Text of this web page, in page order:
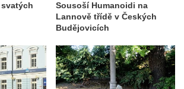
Sousoší Humanoidi na
Lannově třídě v Českých
Budějovicích